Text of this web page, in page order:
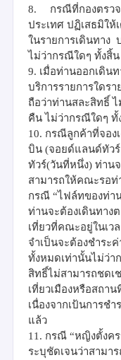
8.
กรณีที่กองตรว
ประเทศ ปฏิเสธมิให้
ในรายการเดินทาง
ไม่ว่ากรณีใดๆ ทั้งสิ้น
9. เมื่อท่านออกเดิน
บริการรายการใดร
ถือว่าท่านสละสิทธิ์ ไ
คืน ไม่ว่ากรณีใดๆ ทั้
10. กรณีลูกค้าที่จอง
บิน (จอยด์แลนด์ทัวร์
ทัวร์(วันที่หนึ่ง) ท่าน
สามารถให้คณะรอ
กรณี “ไฟล์ทของท่า
ท่านจะต้องเดินทาง
เที่ยวที่คณะอยู่ในเว
จำเป็นจะต้องชำระ
ทั้งหมดเท่านั้นไม่ว่า
สิทธิ์ไม่สามารถชด
เที่ยวเมืองหรือสถา
เนื่องจากเป้นการช
แล้ว
11. กรณี “หญิงตั้งค
ระบุชัดเจนว่าสามา